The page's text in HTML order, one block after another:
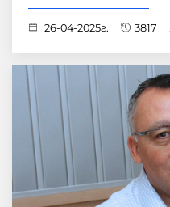
26-04-2025г. 3817